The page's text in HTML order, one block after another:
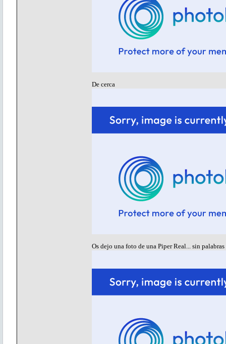
De cerca
Os dejo una foto de una Piper Real... sin palabras